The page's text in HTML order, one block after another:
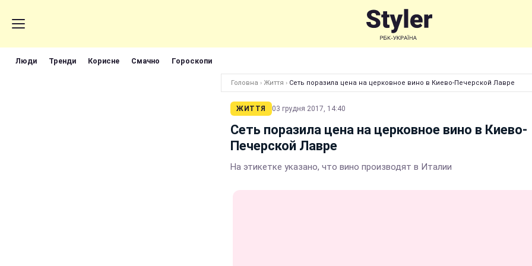
Люди Тренди Корисне Смачно Гороскопи
Головна › Життя › Сеть поразила цена на церковное вино в Киево-Печерской Лавре
ЖИТТЯ 03 грудня 2017, 14:40
Сеть поразила цена на церковное вино в Киево-
Печерской Лавре
На этикетке указано, что вино производят в Италии